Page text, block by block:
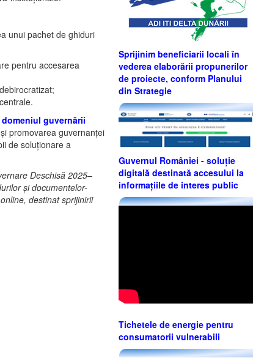
unui pachet de ghiduri
pentru accesarea
guvernării
promovarea guvernanței
de soluționare a
Deschisă 2025–
și documentelor-
destinat sprijinirii
Sprijinim beneficiarii locali în
vederea elaborării propunerilor
de proiecte, conform Planului
din Strategie
Guvernul României - soluție
digitală destinată accesului la
informațiile de interes public
Tichetele de energie pentru
consumatorii vulnerabili